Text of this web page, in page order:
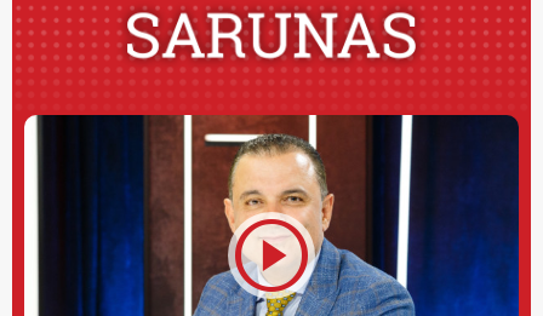
play_circle